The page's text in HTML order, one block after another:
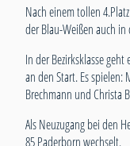
Nach einem tollen
der Blau-Weißen auch
In der Bezirksklasse
an den Start. Es spielen:
Brechmann und Christa
Als Neuzugang bei den
85 Paderborn wechselt.